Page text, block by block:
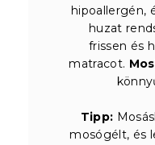
hipoallergén,
huzat
frissen és
matracot.
Tipp:
mosógélt, és